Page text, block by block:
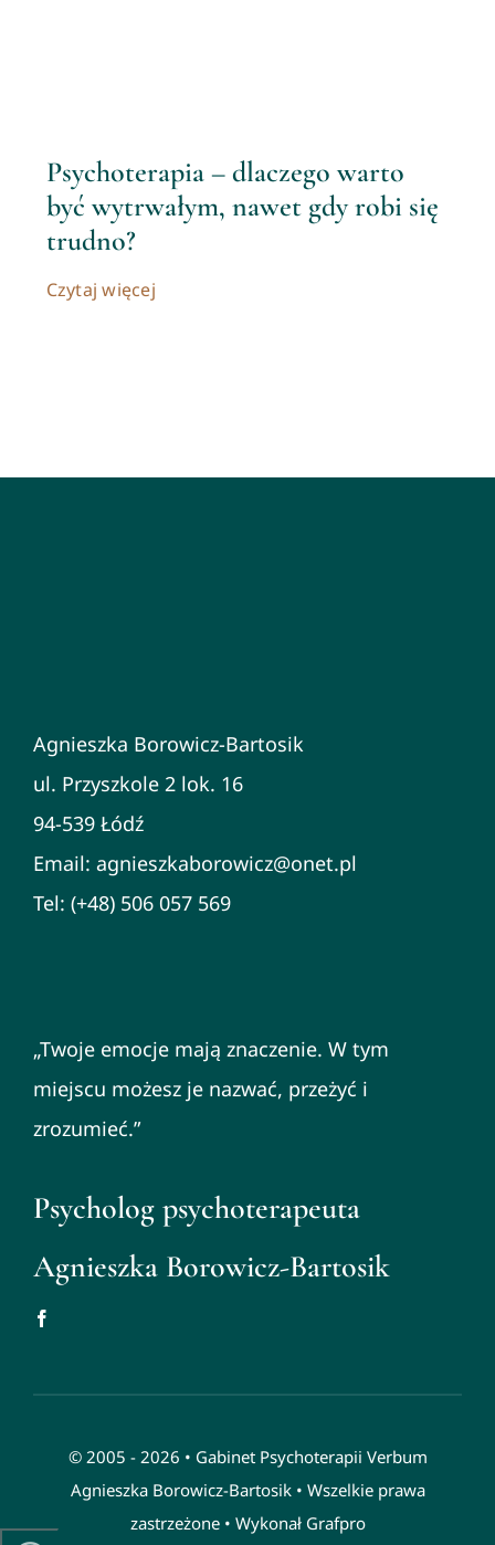
Psychoterapia – dlaczego warto
być wytrwałym, nawet gdy robi się
trudno?
Czytaj więcej
Agnieszka Borowicz-Bartosik
ul. Przyszkole 2 lok. 16
94-539 Łódź
Email: agnieszkaborowicz@onet.pl
Tel: (+48) 506 057 569
„Twoje emocje mają znaczenie. W tym
miejscu możesz je nazwać, przeżyć i
zrozumieć.”
Psycholog psychoterapeuta
Agnieszka Borowicz-Bartosik
© 2005 - 2026 • Gabinet Psychoterapii Verbum
Agnieszka Borowicz-Bartosik• Wszelkie prawa
zastrzeżone • Wykonał Grafpro